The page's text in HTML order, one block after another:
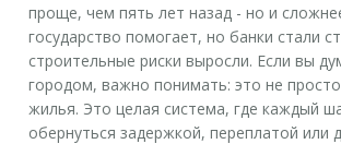
проще, чем пять лет назад - но и
государство помогает, но банки стали
строительные риски выросли. Если вы
городом, важно понимать: это не
жилья. Это целая система, где каждый
обернуться задержкой, переплатой или